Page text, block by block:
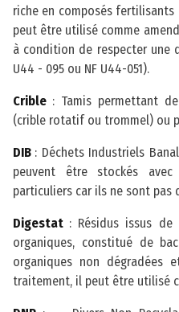
riche en composés fertilisants
peut être utilisé comme
à condition de respecter une
U44 - 095 ou NF U44-051).
Crible : Tamis permettant
(crible rotatif ou trommel) ou
DIB : Déchets Industriels
peuvent être stockés
particuliers car ils ne sont pas
Digestat : Résidus issus
organiques, constitué de
organiques non dégradées
traitement, il peut être utilisé